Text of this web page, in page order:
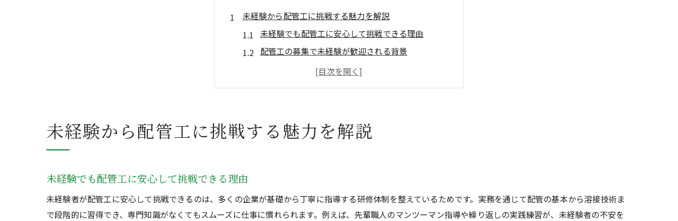
未経験から配管工に挑戦する魅力を解説
未経験でも配管工に安心して挑戦できる理由
配管工の募集で未経験が歓迎される背景
未経験者が配管や溶接を学ぶメリットとは
経験不問の配管工募集で技術が身につく環境
配管工募集は溶接も未経験から始められる仕事
配管工の募集で経験不問の理由とは
未経験者が配管・溶接を学びやすい環境とは
配管工で経験者と未経験の違いを徹底解説
未経験から配管工に挑戦する魅力を解説
未経験でも配管工に安心して挑戦できる理由
未経験者が配管工に安心して挑戦できるのは、多くの企業が基礎から丁寧に指導する研修体制を整えているためです。実務を通じて配管の基本から溶接技術ま
で段階的に習得でき、専門知識がなくてもスムーズに仕事に慣れられます。例えば、先輩職人のマンツーマン指導や繰り返しの実践練習が、未経験者の不安を